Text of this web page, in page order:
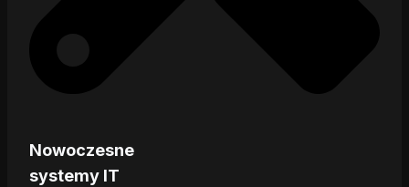
Nowoczesne
systemy IT